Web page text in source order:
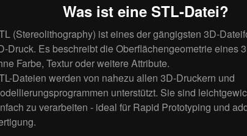
Was ist eine STL-Datei?
(Stereolithography) ist eines der gängigsten 3D-
Druck. Es beschreibt die Oberflächengeometrie eines
Farbe, Textur oder weitere Attribute.
Dateien werden von nahezu allen 3D-Druckern und
unterstützt. Sie sind
zu verarbeiten - ideal für Rapid Prototyping und